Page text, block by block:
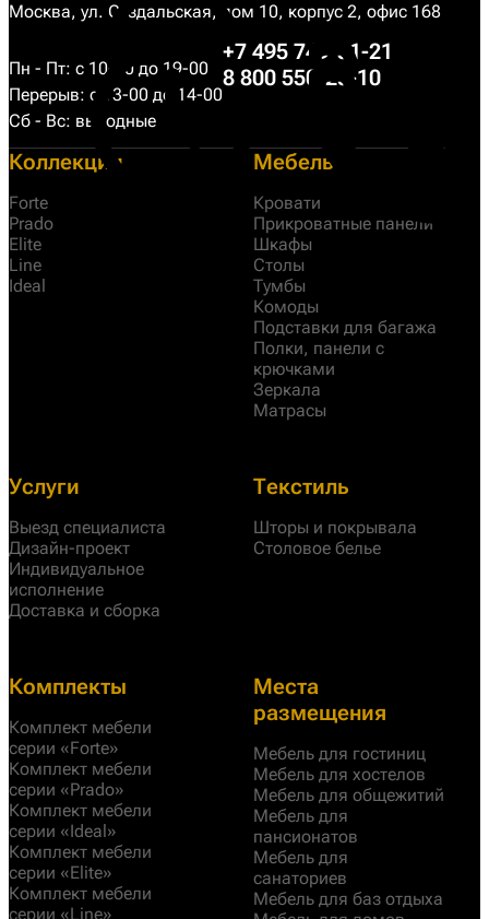
Москва, ул. Суздальская, дом 10, корпус 2, офис 168
Пн - Пт: с 10-00 до 19-00
Перерыв: с 13-00 до 14-00
Сб - Вс: выходные
+7 495 749-31-21
8 800 550-25-10
Коллекции
Forte
Prado
Elite
Line
Ideal
Мебель
Кровати
Прикроватные панели
Шкафы
Столы
Тумбы
Комоды
Подставки для багажа
Полки, панели с
крючками
Зеркала
Матрасы
Услуги
Выезд специалиста
Дизайн-проект
Индивидуальное
исполнение
Доставка и сборка
Текстиль
Шторы и покрывала
Столовое белье
Комплекты
Комплект мебели
серии «Forte»
Комплект мебели
серии «Prado»
Комплект мебели
серии «Ideal»
Комплект мебели
серии «Elite»
Комплект мебели
серии «Line»
Места
размещения
Мебель для гостиниц
Мебель для хостелов
Мебель для общежитий
Мебель для
пансионатов
Мебель для
санаториев
Мебель для баз отдыха